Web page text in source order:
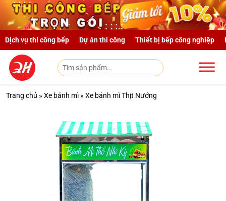
Skip to main content
Dịch vụ thi công bếp Dự án thi công Thiết bị bếp công nghiệp
Trang chủ » Xe bánh mì » Xe bánh mì Thịt Nướng